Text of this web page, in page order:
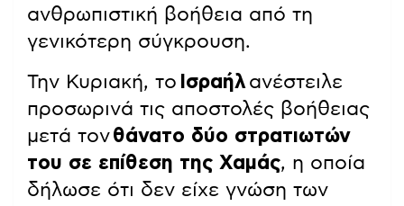
ανθρωπιστική βοήθεια από τη
γενικότερη σύγκρουση.
Την Κυριακή, το Ισραήλ ανέστειλε
προσωρινά τις αποστολές βοήθειας
μετά τονθάνατο δύο στρατιωτών
του σε επίθεση της Χαμάς, η οποία
δήλωσε ότι δεν είχε γνώση των